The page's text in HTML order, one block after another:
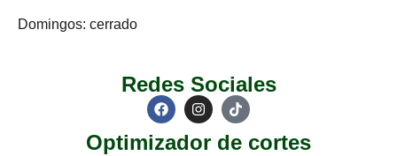
Domingos: cerrado
Redes Sociales
Optimizador de cortes